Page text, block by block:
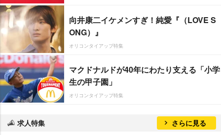
向井康二イケメンすぎ！純愛『（LOVE S
ONG）』
オリコンタイアップ特集
マクドナルドが40年にわたり支える「小学
生の甲子園」
オリコンタイアップ特集
求人特集 さらに見る